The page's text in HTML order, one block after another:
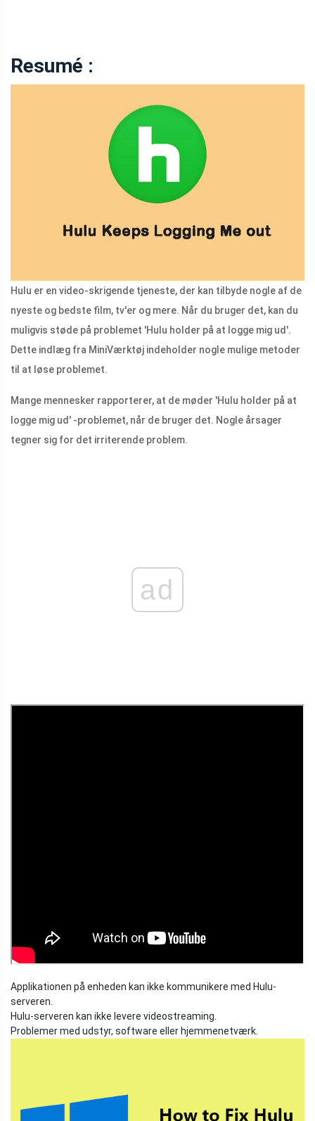
Resumé :
Hulu er en video-skrigende tjeneste, der kan tilbyde nogle af de
nyeste og bedste film, tv'er og mere. Når du bruger det, kan du
muligvis støde på problemet 'Hulu holder på at logge mig ud'.
Dette indlæg fra MiniVærktøj indeholder nogle mulige metoder
til at løse problemet.
Mange mennesker rapporterer, at de møder 'Hulu holder på at
logge mig ud' -problemet, når de bruger det. Nogle årsager
tegner sig for det irriterende problem.
ad
Applikationen på enheden kan ikke kommunikere med Hulu-
serveren.
Hulu-serveren kan ikke levere videostreaming.
Problemer med udstyr, software eller hjemmenetværk.